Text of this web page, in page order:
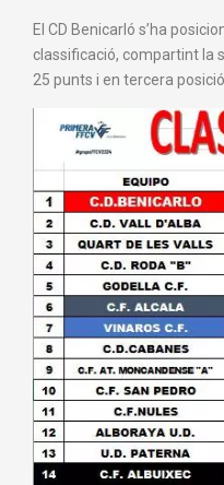
El CD Benicarló s’ha
classificació, compartint la
25 punts i en tercera